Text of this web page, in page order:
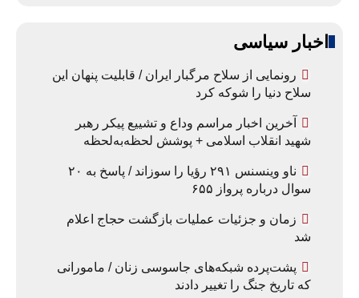
اخبار سیاسی
رونمایی از سلاح مرگبار ایران / قابلیت پنهان این
سلاح دنیا را شوکه کرد
آخرین اخبار مراسم وداع و تشییع پیکر رهبر
شهید انقلاب اسلامی + پوشش لحظه‌به‌لحظه
ناو وینسنس ۲۹۱ رؤیا را سوزاند / پاسخ به ۲۰
سوال درباره پرواز ۶۵۵
زمان و جزئیات عملیات بازگشت حجاج اعلام
شد
پشت‌پرده شبکه‌های جاسوسی زنان / مامورانی
که تاریخ جنگ را تغییر دادند